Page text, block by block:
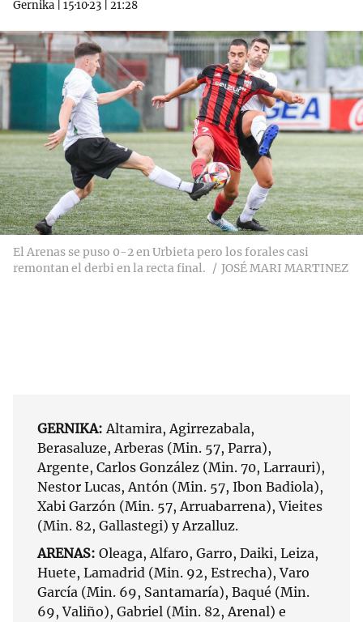
Gernika
15·10·23 21:28
El Arenas se puso 0-2 en Urbieta pero los forales casi
remontan el derbi en la recta final.
JOSÉ MARI MARTINEZ
GERNIKA:Altamira, Agirrezabala,
Berasaluze, Arberas (Min. 57, Parra),
Argente, Carlos González (Min. 70, Larrauri),
Nestor Lucas, Antón (Min. 57, Ibon Badiola),
Xabi Garzón (Min. 57, Arruabarrena), Vieites
(Min. 82, Gallastegi) y Arzalluz.
ARENAS: Oleaga, Alfaro, Garro, Daiki, Leiza,
Huete, Lamadrid (Min. 92, Estrecha), Varo
García (Min. 69, Santamaría), Baqué (Min.
69, Valiño), Gabriel (Min. 82, Arenal) e